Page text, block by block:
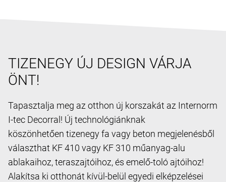
TIZENEGY ÚJ DESIGN VÁRJA
ÖNT!
Tapasztalja meg az otthon új korszakát az Internorm
I-tec Decorral! Új technológiánknak
köszönhetően tizenegy fa vagy beton megjelenésből
választhat KF 410 vagy KF 310 műanyag-alu
ablakaihoz, teraszajtóihoz, és emelő-toló ajtóihoz!
Alakítsa ki otthonát kívül-belül egyedi elképzelései